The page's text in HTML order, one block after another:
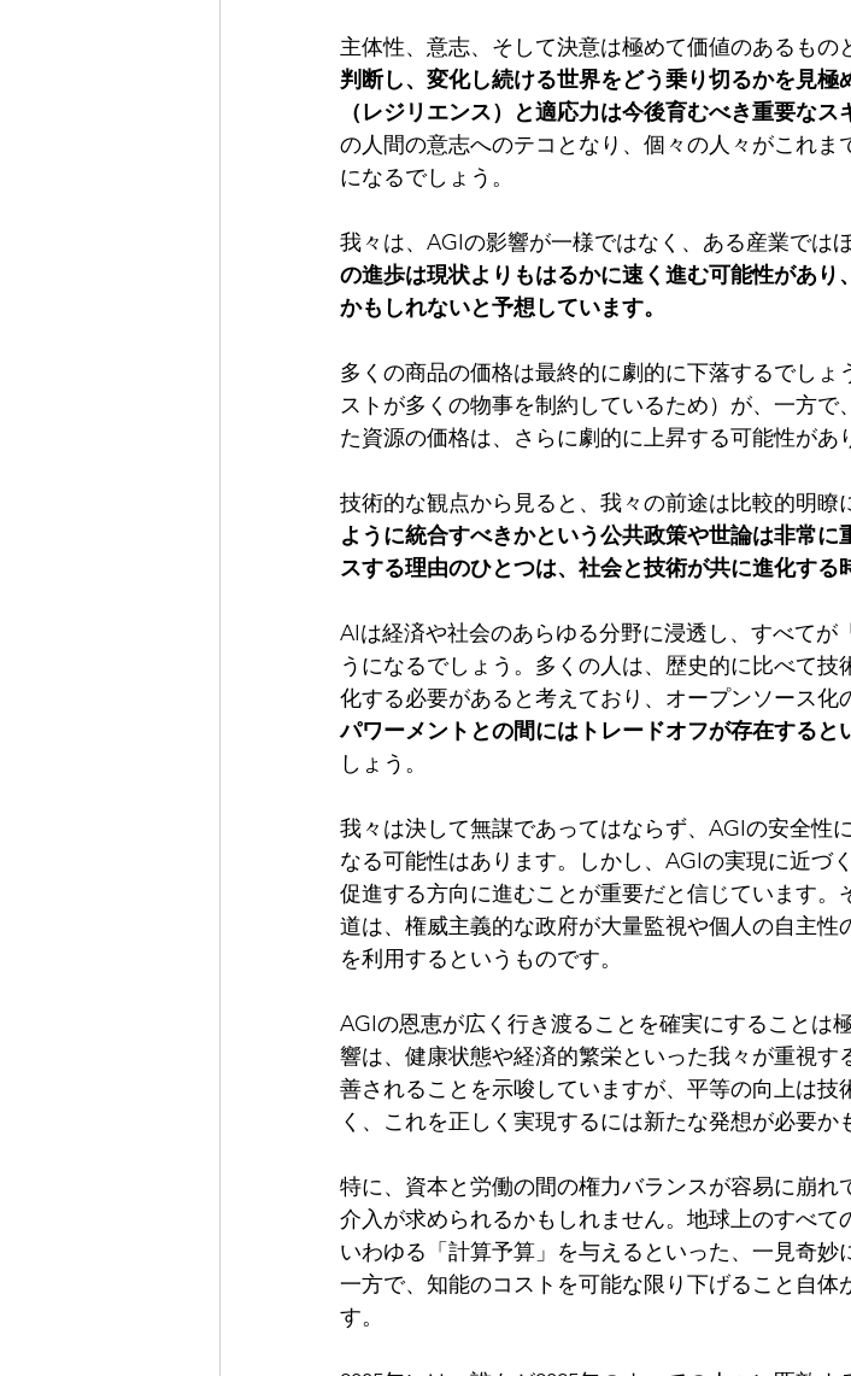
主体性、意志、そして決意は極めて価値のあるもの
判断し、変化し続ける世界をどう乗り切るかを見
（レジリエンス）と適応力は今後育むべき重要なス
の人間の意志へのテコとなり、個々の人々がこれま
になるでしょう。
我々は、AGIの影響が一様ではなく、ある産業では
の進歩は現状よりもはるかに速く進む可能性があ
かもしれないと予想しています。
多くの商品の価格は最終的に劇的に下落するでし
ストが多くの物事を制約しているため）が、一方
た資源の価格は、さらに劇的に上昇する可能性があ
技術的な観点から見ると、我々の前途は比較的明瞭
ように統合すべきかという公共政策や世論は非常
スする理由のひとつは、社会と技術が共に進化する
AIは経済や社会のあらゆる分野に浸透し、すべてが
うになるでしょう。多くの人は、歴史的に比べて
化する必要があると考えており、オープンソース化
パワーメントとの間にはトレードオフが存在する
しょう。
我々は決して無謀であってはならず、AGIの安全性
なる可能性はあります。しかし、AGIの実現に近づ
促進する方向に進むことが重要だと信じています
道は、権威主義的な政府が大量監視や個人の自主
を利用するというものです。
AGIの恩恵が広く行き渡ることを確実にすることは
響は、健康状態や経済的繁栄といった我々が重視
善されることを示唆していますが、平等の向上は
く、これを正しく実現するには新たな発想が必要か
特に、資本と労働の間の権力バランスが容易に崩
介入が求められるかもしれません。地球上のすべて
いわゆる「計算予算」を与えるといった、一見奇妙
一方で、知能のコストを可能な限り下げること自体
す。